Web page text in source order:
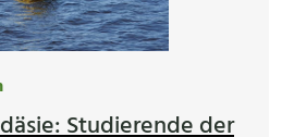
Studierende der